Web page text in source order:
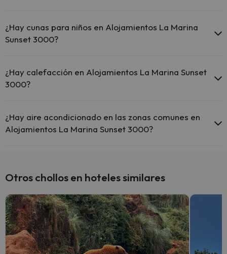
(previa petición y de pago directo en hotel). Consulta las
condiciones.
¿Hay cunas para niños en Alojamientos La Marina
Sunset 3000?
¿Hay calefacción en Alojamientos La Marina Sunset
3000?
zonas comunes.
¿Hay aire acondicionado en las zonas comunes en
Alojamientos La Marina Sunset 3000?
Otros chollos en hoteles similares